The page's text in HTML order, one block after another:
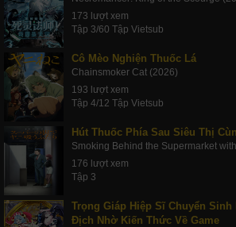
173 lượt xem
Tập 3/60 Tập Vietsub
Cô Mèo Nghiện Thuốc Lá
Chainsmoker Cat (2026)
193 lượt xem
Tập 4/12 Tập Vietsub
Hút Thuốc Phía Sau Siêu Thị
Smoking Behind the Supermarket
176 lượt xem
Tập 3
Trọng Giáp Hiệp Sĩ Chuyển
Địch Nhờ Kiến Thức Về Game